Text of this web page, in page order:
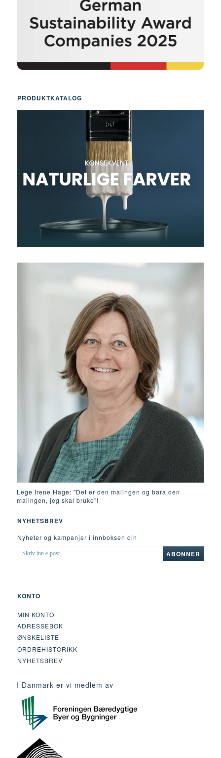
PRODUKTKATALOG
Lege Irene Hage: "Det er den malingen og bara den
malingen, jeg skal bruke"!
NYHETSBREV
Nyheter og kampanjer i innboksen din
SKRIV
ABONNER
KONTO
MIN KONTO
ADRESSEBOK
ØNSKELISTE
ORDREHISTORIKK
NYHETSBREV
I Danmark er vi medlem av